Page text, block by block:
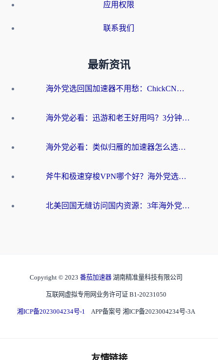
应用权限
联系我们
最新资讯
海外党选回国加速器不用愁：ChickCN和洞见哪个好？一篇搞定所有疑问
海外党必看：迅游和老王好用吗？3分钟选对加速国内网络的加速器
海外党必看：类似归雁的加速器怎么选？一篇搞定无缝访问国内资源
斧牛和极速穿梭VPN哪个好？海外党选回国加速器必看的真实对比与避坑指南
北美回国无缝访问国内资源：3年海外党亲测的加速器选择指南
Copyright © 2023 番茄加速器 湖南精准量科技有限公司
互联网虚拟专用网业务许可证 B1-20231050
湘ICP备2023004234号-1 APP备案号 湘ICP备2023004234号-3A